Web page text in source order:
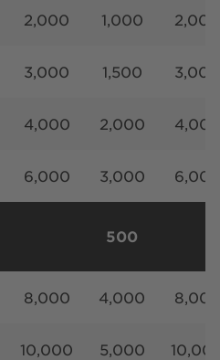
2,000 1,000 2,000
3,000 1,500 3,000
4,000 2,000 4,000
6,000 3,000 6,000
500
8,000 4,000 8,000
10,000 5,000